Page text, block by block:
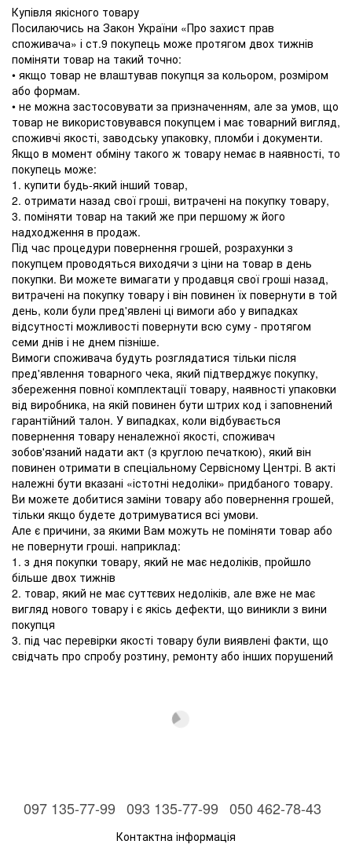
Купівля якісного товару
Посилаючись на Закон України «Про захист прав
споживача» і ст.9 покупець може протягом двох тижнів
поміняти товар на такий точно:
• якщо товар не влаштував покупця за кольором, розміром
або формам.
• не можна застосовувати за призначенням, але за умов, що
товар не використовувався покупцем і має товарний вигляд,
споживчі якості, заводську упаковку, пломби і документи.
Якщо в момент обміну такого ж товару немає в наявності, то
покупець може:
1. купити будь-який інший товар,
2. отримати назад свої гроші, витрачені на покупку товару,
3. поміняти товар на такий же при першому ж його
надходження в продаж.
Під час процедури повернення грошей, розрахунки з
покупцем проводяться виходячи з ціни на товар в день
покупки. Ви можете вимагати у продавця свої гроші назад,
витрачені на покупку товару і він повинен їх повернути в той
день, коли були пред'явлені ці вимоги або у випадках
відсутності можливості повернути всю суму - протягом
семи днів і не днем ​​пізніше.
Вимоги споживача будуть розглядатися тільки після
пред'явлення товарного чека, який підтверджує покупку,
збереження повної комплектації товару, наявності упаковки
від виробника, на якій повинен бути штрих код і заповнений
гарантійний талон. У випадках, коли відбувається
повернення товару неналежної якості, споживач
зобов'язаний надати акт (з круглою печаткою), який він
повинен отримати в спеціальному Сервісному Центрі. В акті
належні бути вказані «істотні недоліки» придбаного товару.
Ви можете добитися заміни товару або повернення грошей,
тільки якщо будете дотримуватися всі умови.
Але є причини, за якими Вам можуть не поміняти товар або
не повернути гроші. наприклад:
1. з дня покупки товару, який не має недоліків, пройшло
більше двох тижнів
2. товар, який не має суттєвих недоліків, але вже не має
вигляд нового товару і є якісь дефекти, що виникли з вини
покупця
3. під час перевірки якості товару були виявлені факти, що
свідчать про спробу розтину, ремонту або інших порушений
097 135-77-99 093 135-77-99 050 462-78-43
Контактна інформація